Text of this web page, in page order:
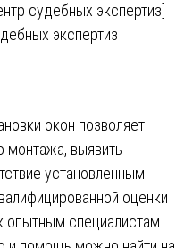
судебных экспертиз]
экспертиз
окон позволяет
монтажа, выявить
установленным
оценки
опытным специалистам.